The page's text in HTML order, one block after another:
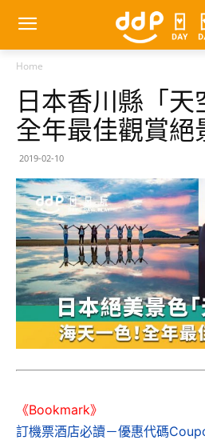
Home
日本香川縣「天
全年最佳觀賞絕
2019-02-10
《Bookmark》
訂機票酒店必讀－優惠代碼